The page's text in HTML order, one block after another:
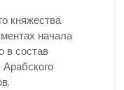
княжества
начала
в состав